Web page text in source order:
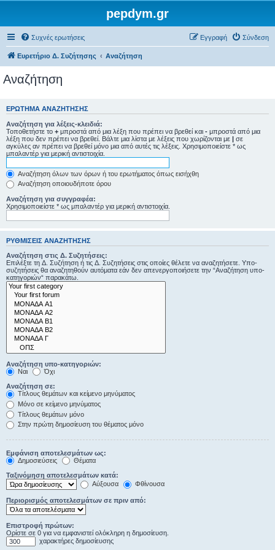
pepdym.gr
Συχνές ερωτήσεις Σύνδεση
Εγγραφή
Ευρετήριο Δ. Συζήτησης Αναζήτηση
Αναζήτηση
ΕΡΏΤΗΜΑ ΑΝΑΖΉΤΗΣΗΣ
Αναζήτηση για λέξεις-κλειδιά:
Τοποθετήστε το + μπροστά από μια λέξη που πρέπει να βρεθεί και - μπροστά από μια
λέξη που δεν πρέπει να βρεθεί. Βάλτε μια λίστα με λέξεις που χωρίζονται με | σε
αγκύλες αν πρέπει να βρεθεί μόνο μια από αυτές τις λέξεις. Χρησιμοποιείστε * ως
μπαλαντέρ για μερική αντιστοιχία.
Αναζήτηση όλων των όρων ή του ερωτήματος όπως εισήχθη
Αναζήτηση οποιουδήποτε όρου
Αναζήτηση για συγγραφέα:
Χρησιμοποιείστε * ως μπαλαντέρ για μερική αντιστοιχία.
ΡΥΘΜΊΣΕΙΣ ΑΝΑΖΉΤΗΣΗΣ
Αναζήτηση στις Δ. Συζητήσεις:
Επιλέξτε τη Δ. Συζήτηση ή τις Δ. Συζητήσεις στις οποίες θέλετε να αναζητήσετε. Υπο-
συζητήσεις θα αναζητηθούν αυτόματα εάν δεν απενεργοποιήσετε την “Αναζήτηση υπο-
κατηγοριών“ παρακάτω.
Αναζήτηση υπο-κατηγοριών:
Ναι
Όχι
Αναζήτηση σε:
Τίτλους θεμάτων και κείμενο μηνύματος
Μόνο σε κείμενο μηνύματος
Τίτλους θεμάτων μόνο
Στην πρώτη δημοσίευση του θέματος μόνο
Εμφάνιση αποτελεσμάτων ως:
Δημοσιεύσεις
Θέματα
Ταξινόμηση αποτελεσμάτων κατά:
Αύξουσα
Φθίνουσα
Περιορισμός αποτελεσμάτων σε πριν από:
Επιστροφή πρώτων:
Ορίστε σε 0 για να εμφανιστεί ολόκληρη η δημοσίευση.
χαρακτήρες δημοσίευσης